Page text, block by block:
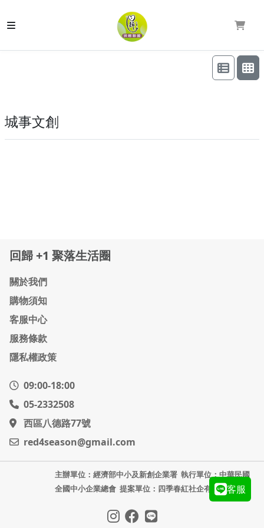
城事文創
客服
回歸 +1 聚落生活圈
關於我們
購物須知
客服中心
服務條款
隱私權政策
09:00-18:00
05-2332508
西區八德路77號
red4season@gmail.com
主辦單位：經濟部中小及新創企業署執行單位：中華民國
全國中小企業總會提案單位：四季春紅社企有限公司